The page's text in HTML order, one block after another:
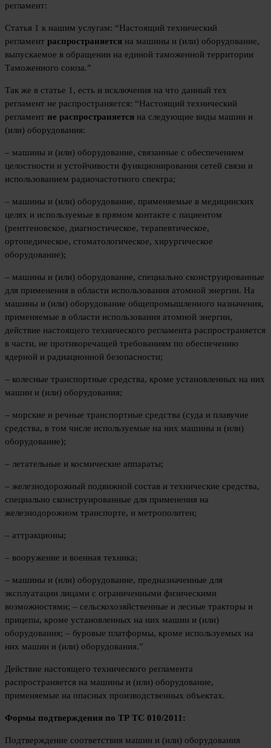
регламент:
Статья 1 к нашим услугам: “Настоящий технический
регламент распространяется на машины и (или) оборудование,
выпускаемое в обращении на единой таможенной территории
Таможенного союза.”
Так же в статье 1, есть и исключения на что данный тех
регламент не распространяется: “Настоящий технический
регламент не распространяется на следующие виды машин и
(или) оборудования:
– машины и (или) оборудование, связанные с обеспечением
целостности и устойчивости функционирования сетей связи и
использованием радиочастотного спектра;
– машины и (или) оборудование, применяемые в медицинских
целях и используемые в прямом контакте с пациентом
(рентгеновское, диагностическое, терапевтическое,
ортопедическое, стоматологическое, хирургическое
оборудование);
– машины и (или) оборудование, специально сконструированные
для применения в области использования атомной энергии. На
машины и (или) оборудование общепромышленного назначения,
применяемые в области использования атомной энергии,
действие настоящего технического регламента распространяется
в части, не противоречащей требованиям по обеспечению
ядерной и радиационной безопасности;
– колесные транспортные средства, кроме установленных на них
машин и (или) оборудования;
– морские и речные транспортные средства (суда и плавучие
средства, в том числе используемые на них машины и (или)
оборудование);
– летательные и космические аппараты;
– железнодорожный подвижной состав и технические средства,
специально сконструированные для применения на
железнодорожном транспорте, и метрополитен;
– аттракционы;
– вооружение и военная техника;
– машины и (или) оборудование, предназначенные для
эксплуатации лицами с ограниченными физическими
возможностями; – сельскохозяйственные и лесные тракторы и
прицепы, кроме установленных на них машин и (или)
оборудования; – буровые платформы, кроме используемых на
них машин и (или) оборудования.”
Действие настоящего технического регламента
распространяется на машины и (или) оборудование,
применяемые на опасных производственных объектах.
Формы подтверждения по ТР ТС 010/2011:
Подтверждение соответствия машин и (или) оборудования